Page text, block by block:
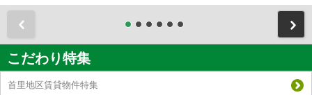
こだわり特集
首里地区賃貸物件特集